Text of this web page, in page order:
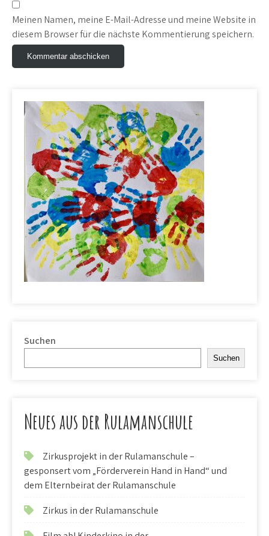
Meinen Namen, meine E-Mail-Adresse und meine Website in
diesem Browser für die nächste Kommentierung speichern.
Suchen
Suchen
Neues aus der Rulamanschule
Zirkusprojekt in der Rulamanschule –
gesponsert vom „Förderverein Hand in Hand“ und
dem Elternbeirat der Rulamanschule
Zirkus in der Rulamanschule